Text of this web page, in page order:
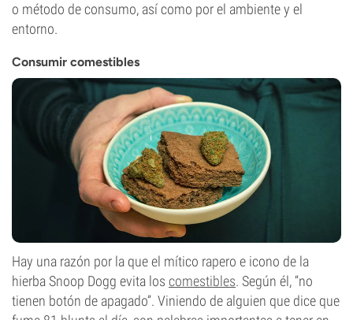
o método de consumo, así como por el ambiente y el
entorno.
Consumir comestibles
Hay una razón por la que el mítico rapero e icono de la
hierba Snoop Dogg evita los comestibles. Según él, “no
tienen botón de apagado”. Viniendo de alguien que dice que